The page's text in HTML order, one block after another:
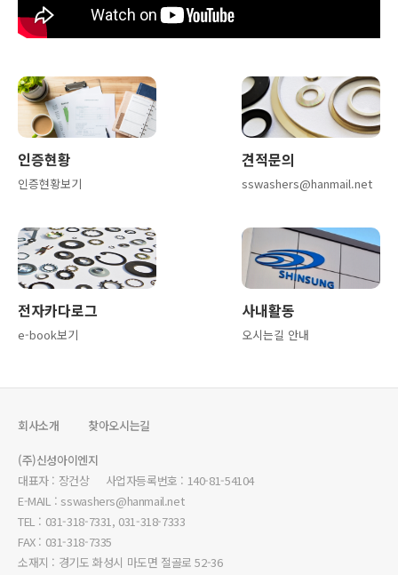
인증현황
인증현황보기
견적문의
sswashers@hanmail.net
전자카다로그
e-book보기
사내활동
오시는길 안내
회사소개 찾아오시는길
(주)신성아이엔지
대표자 : 장건상 사업자등록번호 : 140-81-54104
E-MAIL : sswashers@hanmail.net
TEL : 031-318-7331, 031-318-7333
FAX : 031-318-7335
소재지 : 경기도 화성시 마도면 절골로 52-36